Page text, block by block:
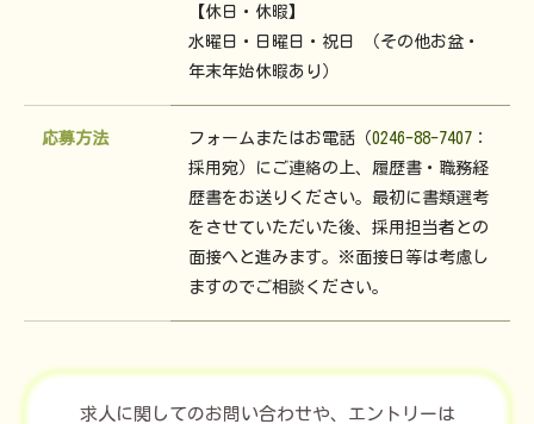
【休日・休暇】
水曜日・日曜日・祝日 （その他お盆・
年末年始休暇あり）
応募方法 フォームまたはお電話（0246-88-7407 ：
採用宛）にご連絡の上、履歴書・職務経
歴書をお送りください。最初に書類選考
をさせていただいた後、採用担当者との
面接へと進みます。※面接日等は考慮し
ますのでご相談ください。
求人に関してのお問い合わせや、エントリーは